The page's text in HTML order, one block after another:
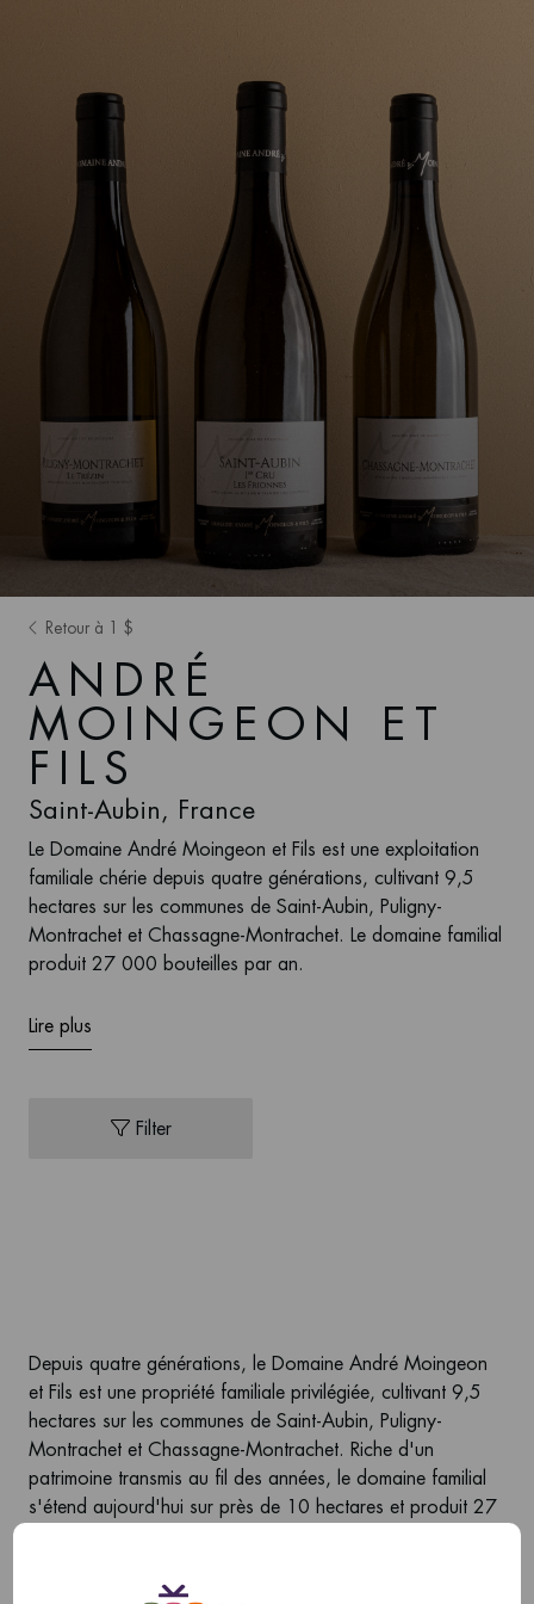
Retour à 1 $
ANDRÉ
MOINGEON ET
FILS
Saint-Aubin, France
Le Domaine André Moingeon et Fils est une exploitation
familiale chérie depuis quatre générations, cultivant 9,5
hectares sur les communes de Saint-Aubin, Puligny-
Montrachet et Chassagne-Montrachet. Le domaine familial
produit 27 000 bouteilles par an.
Lire plus
Filter
Depuis quatre générations, le Domaine André Moingeon
et Fils est une propriété familiale privilégiée, cultivant 9,5
hectares sur les communes de Saint-Aubin, Puligny-
Montrachet et Chassagne-Montrachet. Riche d'un
patrimoine transmis au fil des années, le domaine familial
s'étend aujourd'hui sur près de 10 hectares et produit 27
Le Domaine Moingeon André et Fils a pris son essor dans